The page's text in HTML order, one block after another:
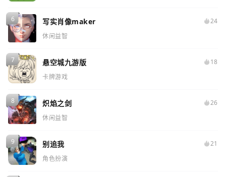
写实肖像maker
24
休闲益智
悬空城九游版
18
卡牌游戏
炽焰之剑
26
休闲益智
别追我
21
角色扮演